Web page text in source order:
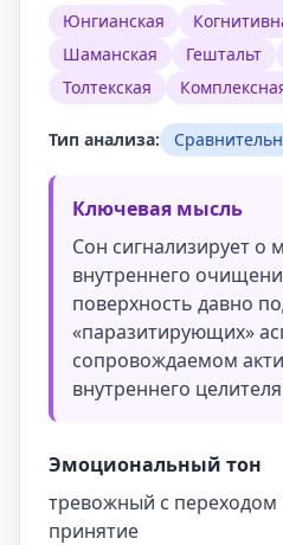
Юнгианская
Шаманская
Гештальт
Толтекская
Тип анализа:
Ключевая мысль
Сон сигнализирует
внутреннего
поверхность давно
«паразитирующих»
сопровождаемом
внутреннего
Эмоциональный тон
тревожный с переходом
принятие